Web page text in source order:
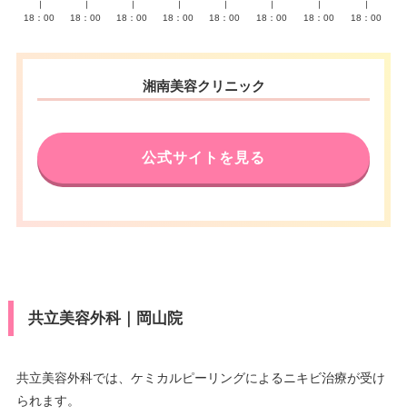
18：00
18：00
18：00
18：00
18：00
18：00
18：00
18：00
湘南美容クリニック
公式サイトを見る
共立美容外科｜岡山院
共立美容外科では、ケミカルピーリングによるニキビ治療が受け
られます。